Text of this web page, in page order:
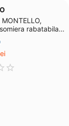
rabatabila,
Mustar